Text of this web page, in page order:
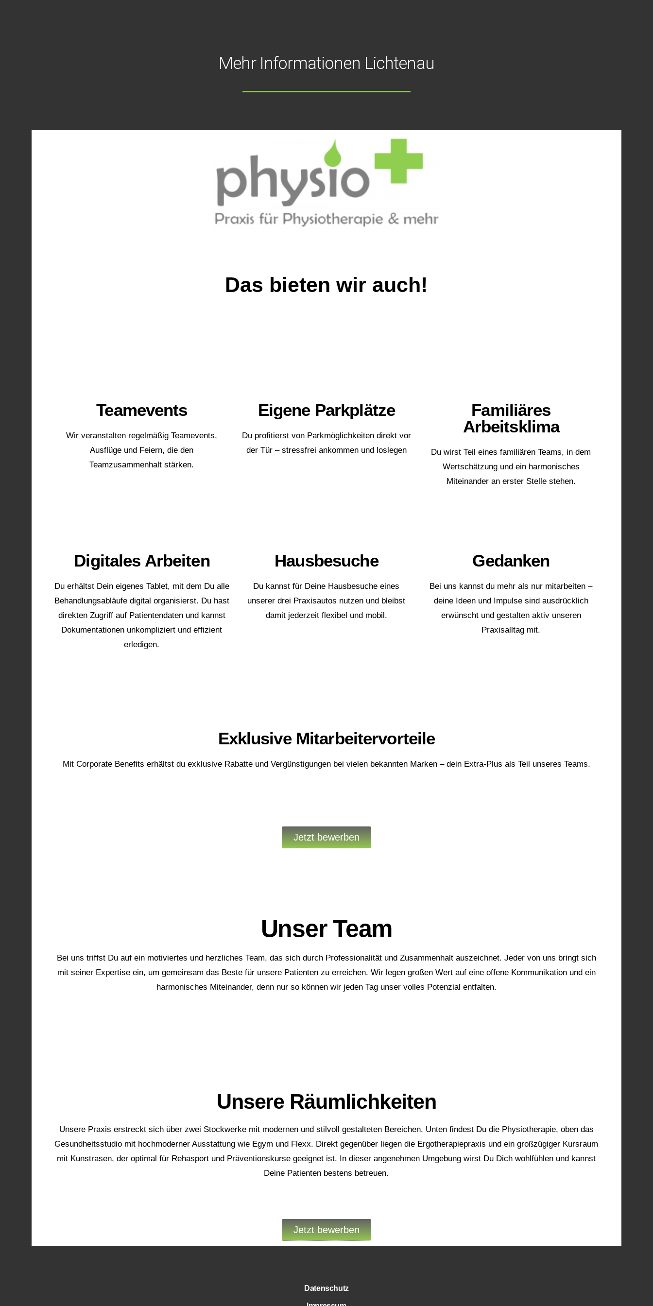
Mehr Informationen Lichtenau
Das bieten wir auch!​
Teamevents
Wir veranstalten regelmäßig Teamevents,
Ausflüge und Feiern, die den
Teamzusammenhalt stärken.
Eigene Parkplätze
Du profitierst von Parkmöglichkeiten direkt vor
der Tür – stressfrei ankommen und loslegen
Familiäres
Arbeitsklima
Du wirst Teil eines familiären Teams, in dem
Wertschätzung und ein harmonisches
Miteinander an erster Stelle stehen.
Digitales Arbeiten
Du erhältst Dein eigenes Tablet, mit dem Du alle
Behandlungsabläufe digital organisierst. Du hast
direkten Zugriff auf Patientendaten und kannst
Dokumentationen unkompliziert und effizient
erledigen.
Hausbesuche
Du kannst für Deine Hausbesuche eines
unserer drei Praxisautos nutzen und bleibst
damit jederzeit flexibel und mobil.
Gedanken
Bei uns kannst du mehr als nur mitarbeiten –
deine Ideen und Impulse sind ausdrücklich
erwünscht und gestalten aktiv unseren
Praxisalltag mit.
Exklusive Mitarbeitervorteile
Mit Corporate Benefits erhältst du exklusive Rabatte und Vergünstigungen bei vielen bekannten Marken – dein Extra-Plus als Teil unseres Teams.
Jetzt bewerben
Unser Team
Bei uns triffst Du auf ein motiviertes und herzliches Team, das sich durch Professionalität und Zusammenhalt auszeichnet. Jeder von uns bringt sich
mit seiner Expertise ein, um gemeinsam das Beste für unsere Patienten zu erreichen. Wir legen großen Wert auf eine offene Kommunikation und ein
harmonisches Miteinander, denn nur so können wir jeden Tag unser volles Potenzial entfalten.
Unsere Räumlichkeiten
Unsere Praxis erstreckt sich über zwei Stockwerke mit modernen und stilvoll gestalteten Bereichen. Unten findest Du die Physiotherapie, oben das
Gesundheitsstudio mit hochmoderner Ausstattung wie Egym und Flexx. Direkt gegenüber liegen die Ergotherapiepraxis und ein großzügiger Kursraum
mit Kunstrasen, der optimal für Rehasport und Präventionskurse geeignet ist. In dieser angenehmen Umgebung wirst Du Dich wohlfühlen und kannst
Deine Patienten bestens betreuen.
Jetzt bewerben
Datenschutz